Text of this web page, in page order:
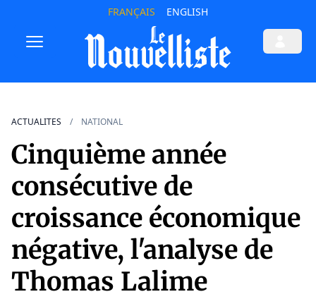
FRANÇAIS ENGLISH
ACTUALITES NATIONAL
Cinquième année
consécutive de
croissance économique
négative, l'analyse de
Thomas Lalime